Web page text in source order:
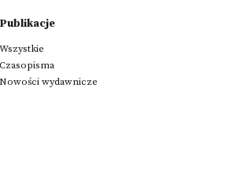
Publikacje
Wszystkie
Czasopisma
Nowości wydawnicze